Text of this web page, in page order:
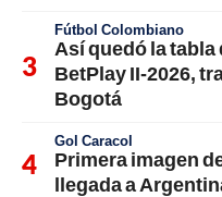
Fútbol Colombiano
Así quedó la
BetPlay II-2026,
Bogotá
Gol Caracol
Primera imagen
llegada a